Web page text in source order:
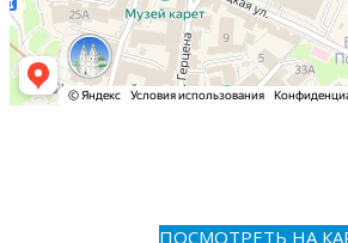
ПОСМОТРЕТЬ НА